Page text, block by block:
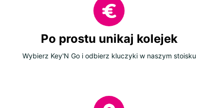
Po prostu unikaj kolejek
Wybierz Key'N Go i odbierz kluczyki w naszym stoisku